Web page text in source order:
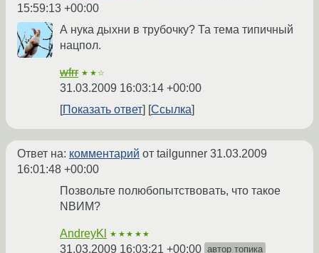
15:59:13 +00:00
А нука дыхни в трубочку? Та тема типичный
нацпол.
wfrr ★★☆
31.03.2009 16:03:14 +00:00
Показать ответ
Ссылка
Ответ на: комментарий от tailgunner 31.03.2009
16:01:48 +00:00
Позвольте полюбопытствовать, что такое
NВИМ?
AndreyKl ★★★★★
31.03.2009 16:03:21 +00:00 автор топика